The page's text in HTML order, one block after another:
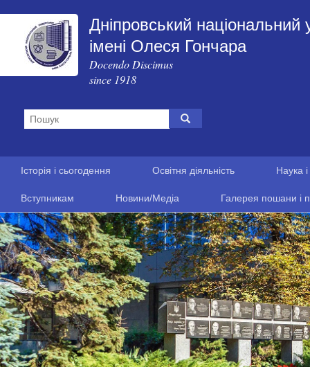
Дніпровський національний
імені Олеся Гончара
Docendo Discimus
since 1918
Історія і сьогодення Освітня діяльність Наука
Вступникам Новини/Медіа Галерея пошани і